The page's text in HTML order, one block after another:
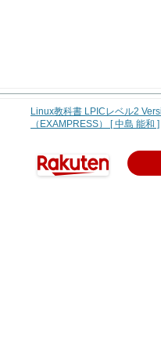
Linux教科書 LPICレベル2
（EXAMPRESS） [ 中島 能和 ]